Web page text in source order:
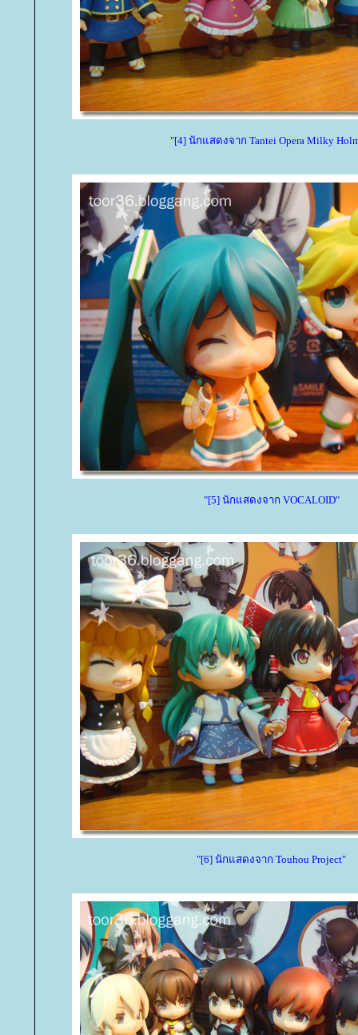
"[4] นักแสดงจาก Tantei Opera Milky
"[5] นักแสดงจาก VOCALOID"
"[6] นักแสดงจาก Touhou Project"